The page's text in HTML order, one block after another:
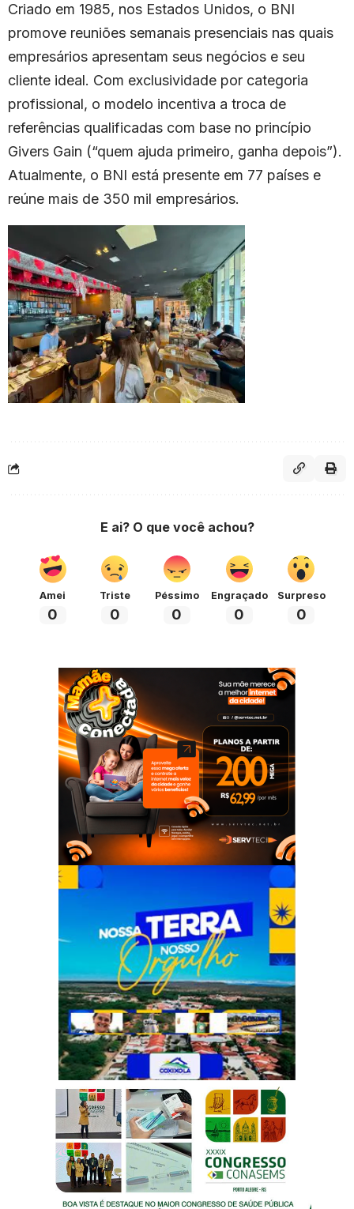
Criado em 1985, nos Estados Unidos, o BNI
promove reuniões semanais presenciais nas quais
empresários apresentam seus negócios e seu
cliente ideal. Com exclusividade por categoria
profissional, o modelo incentiva a troca de
referências qualificadas com base no princípio
Givers Gain (“quem ajuda primeiro, ganha depois”).
Atualmente, o BNI está presente em 77 países e
reúne mais de 350 mil empresários.
E ai? O que você achou?
Amei
0
Triste
0
Péssimo
0
Engraçado
0
Surpreso
0